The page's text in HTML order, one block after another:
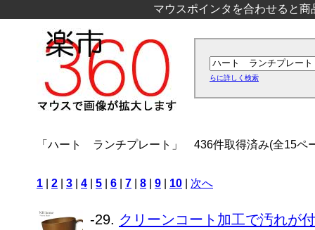
マウスポインタを合わせると
らに詳しく検索
「ハート ランチプレート」 436件取得済み(全15ペ
1 2 3 4 5 6 7 8 9 10 次へ
-29. クリーンコート加工で汚れが